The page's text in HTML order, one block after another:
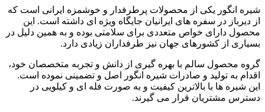
شیره انگور یکی از محصولات پرطرفدار و خوشمزه ایرانی است که
از دیرباز در سفره های ایرانیان جایگاه ویژه ای داشته است. این
محصول دارای خواص متعددی برای سلامتی بوده و به همین دلیل در
بسیاری از کشورهای جهان نیز طرفداران زیادی دارد.
گروه محصول سالم با بهره گیری از دانش و تجربه متخصصان خود،
اقدام به تولید و صادرات شیره انگور اصل و تضمینی نموده است.
این شیره ها با بالاترین کیفیت و به صورت فله ای و کیلویی در
دسترس مشتریان قرار می گیرند.